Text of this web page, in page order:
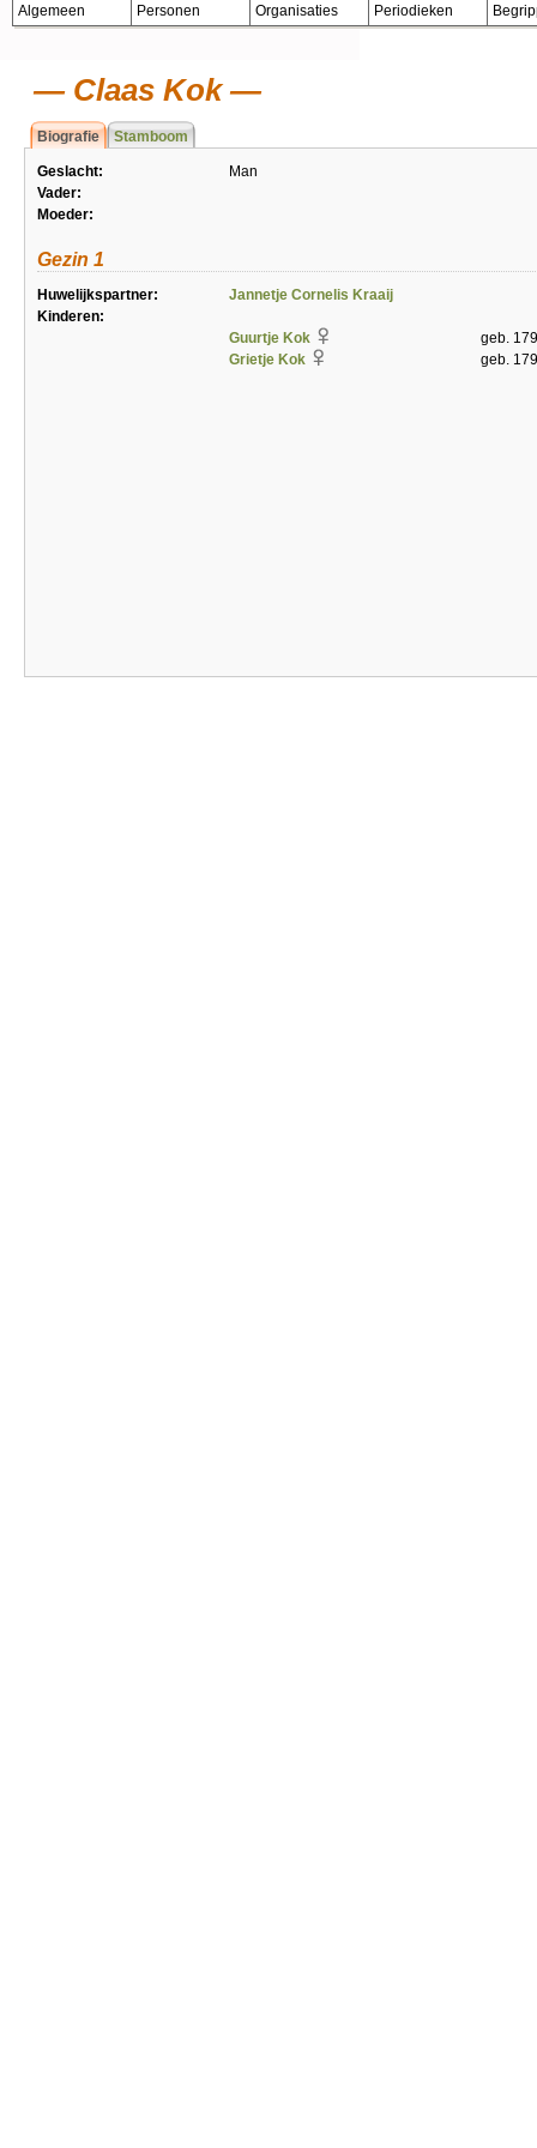
Algemeen Personen Organisaties Periodieken
Claas Kok
Biografie Stamboom
Geslacht:
Man
Vader:
Moeder:
Gezin 1
Huwelijkspartner:
Jannetje Cornelis Kraaij
Kinderen:
Guurtje Kok
geb.
Grietje Kok
geb.